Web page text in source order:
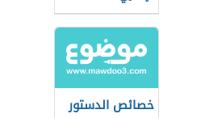
خصائص الدستور